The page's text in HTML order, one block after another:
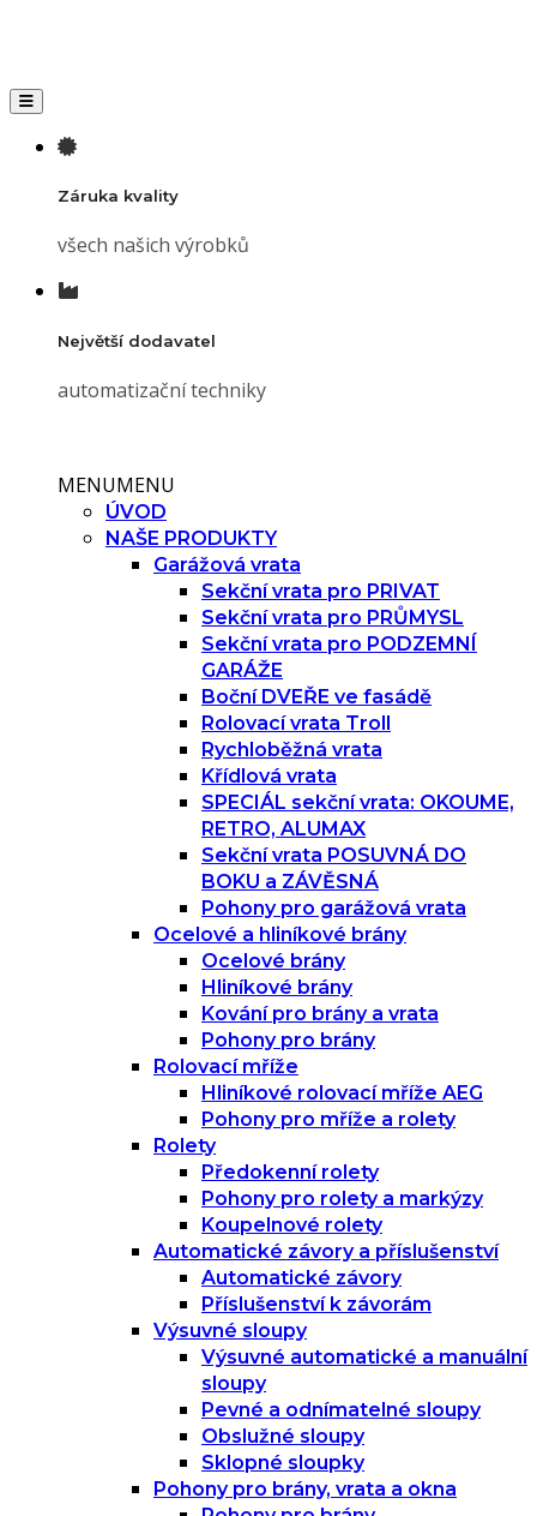
Toggle navigation
Záruka kvality
všech našich výrobků
Největší dodavatel
automatizační techniky
MENUMENU
ÚVOD
NAŠE PRODUKTY
Garážová vrata
Sekční vrata pro PRIVAT
Sekční vrata pro PRŮMYSL
Sekční vrata pro PODZEMNÍ
GARÁŽE
Boční DVEŘE ve fasádě
Rolovací vrata Troll
Rychloběžná vrata
Křídlová vrata
SPECIÁL sekční vrata: OKOUME,
RETRO, ALUMAX
Sekční vrata POSUVNÁ DO
BOKU a ZÁVĚSNÁ
Pohony pro garážová vrata
Ocelové a hliníkové brány
Ocelové brány
Hliníkové brány
Kování pro brány a vrata
Pohony pro brány
Rolovací mříže
Hliníkové rolovací mříže AEG
Pohony pro mříže a rolety
Rolety
Předokenní rolety
Pohony pro rolety a markýzy
Koupelnové rolety
Automatické závory a příslušenství
Automatické závory
Příslušenství k závorám
Výsuvné sloupy
Výsuvné automatické a manuální
sloupy
Pevné a odnímatelné sloupy
Obslužné sloupy
Sklopné sloupky
Pohony pro brány, vrata a okna